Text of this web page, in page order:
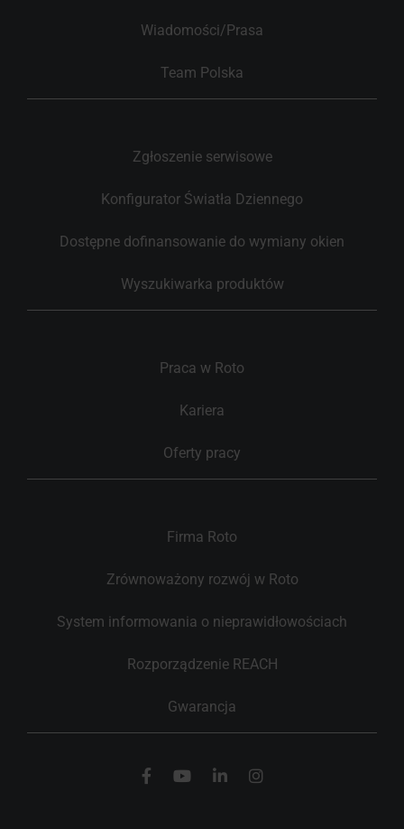
Wiadomości/Prasa
Team Polska
Zgłoszenie serwisowe
Konfigurator Światła Dziennego
Dostępne dofinansowanie do wymiany okien
Wyszukiwarka produktów
Praca w Roto
Kariera
Oferty pracy
Firma Roto
Zrównoważony rozwój w Roto
System informowania o nieprawidłowościach
Rozporządzenie REACH
Gwarancja